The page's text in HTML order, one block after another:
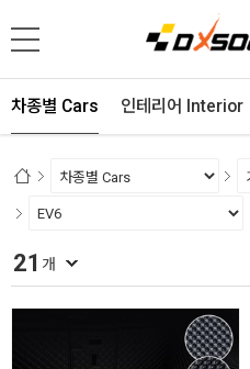
차종별 Cars 인테리어 Interior
21 개